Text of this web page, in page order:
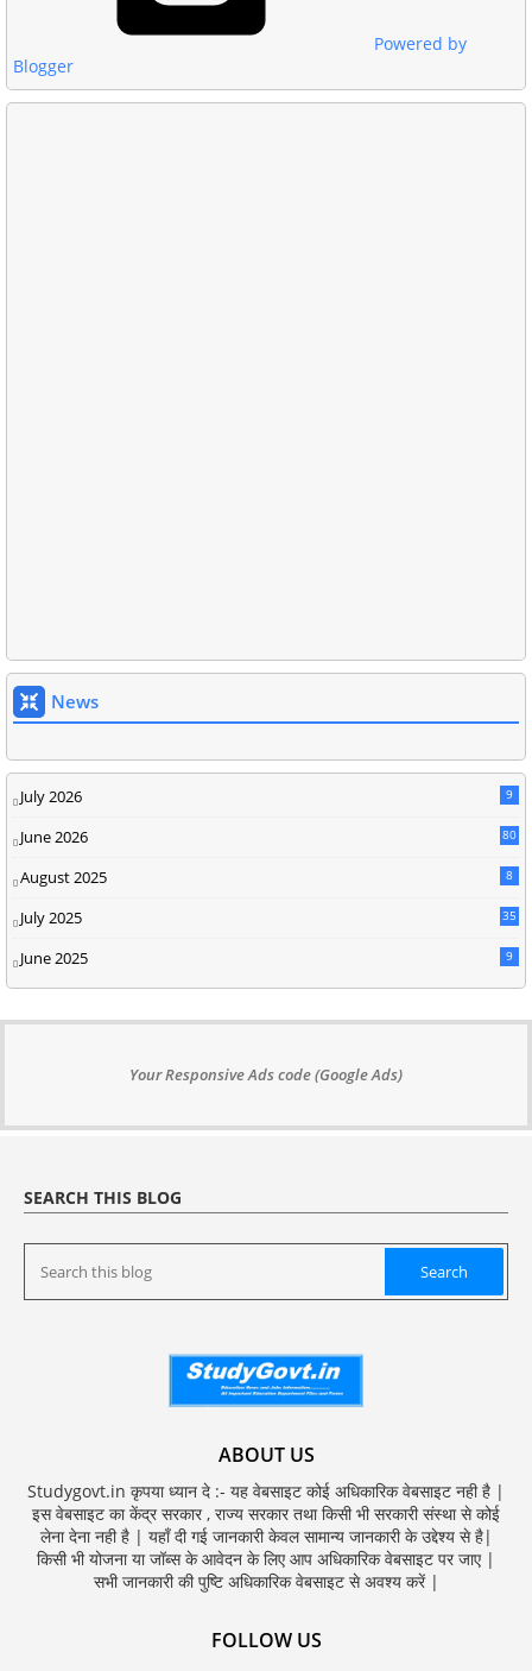
Powered by
Blogger
News
July 2026 9
June 2026 80
August 2025 8
July 2025 35
June 2025 9
Your Responsive Ads code (Google Ads)
SEARCH THIS BLOG
ABOUT US
Studygovt.in कृपया ध्यान दे :- यह वेबसाइट कोई अधिकारिक वेबसाइट नही है |
इस वेबसाइट का केंद्र सरकार , राज्य सरकार तथा किसी भी सरकारी संस्था से कोई
लेना देना नही है | यहाँ दी गई जानकारी केवल सामान्य जानकारी के उद्देश्य से है|
किसी भी योजना या जॉब्स के आवेदन के लिए आप अधिकारिक वेबसाइट पर जाए |
सभी जानकारी की पुष्टि अधिकारिक वेबसाइट से अवश्य करें |
FOLLOW US